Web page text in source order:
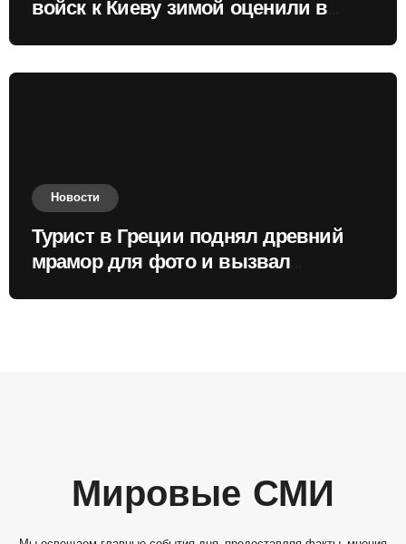
войск к Киеву зимой оценили в
Новости
Турист в Греции поднял древний
мрамор для фото и вызвал
Мировые СМИ